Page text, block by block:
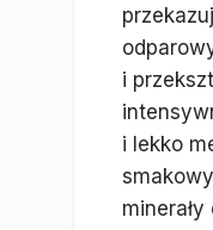
i
i lekko